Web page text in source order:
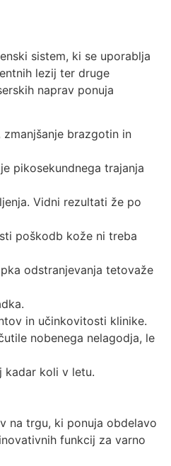
sistem, ki se uporablja
lezij ter druge
naprav ponuja
brazgotin in
pikosekundnega trajanja
Vidni rezultati že po
poškodb kože ni treba
odstranjevanja tetovaže
in učinkovitosti klinike.
nobenega nelagodja, le
kadar koli v letu.
na trgu, ki ponuja obdelavo
funkcij za varno